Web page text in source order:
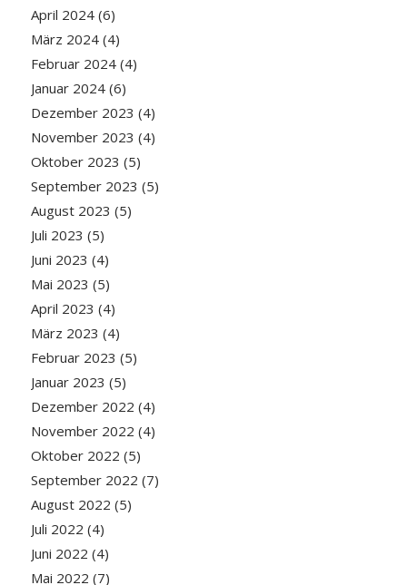
April 2024(6)
März 2024(4)
Februar 2024(4)
Januar 2024(6)
Dezember 2023 (4)
November 2023 (4)
Oktober 2023 (5)
September 2023 (5)
August 2023 (5)
Juli 2023 (5)
Juni 2023 (4)
Mai 2023 (5)
April 2023 (4)
März 2023 (4)
Februar 2023 (5)
Januar 2023 (5)
Dezember 2022 (4)
November 2022 (4)
Oktober 2022 (5)
September 2022 (7)
August 2022 (5)
Juli 2022 (4)
Juni 2022 (4)
Mai 2022 (7)